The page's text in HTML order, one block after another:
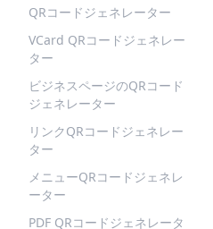
QRコードジェネレーター
VCard QRコードジェネレー
ター
ビジネスページのQRコード
ジェネレーター
リンクQRコードジェネレー
ター
メニューQRコードジェネレ
ーター
PDF QRコードジェネレータ